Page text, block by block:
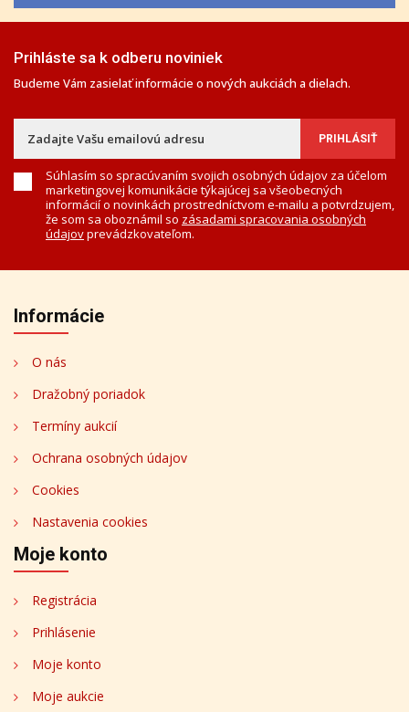
Prihláste sa k odberu noviniek
Budeme Vám zasielať informácie o nových aukciách a dielach.
Súhlasím so spracúvaním svojich osobných údajov za účelom
marketingovej komunikácie týkajúcej sa všeobecných
informácií o novinkách prostredníctvom e-mailu a potvrdzujem,
že som sa oboznámil so zásadami spracovania osobných
údajovprevádzkovateľom.
Informácie
O nás
Dražobný poriadok
Termíny aukcií
Ochrana osobných údajov
Cookies
Nastavenia cookies
Moje konto
Registrácia
Prihlásenie
Moje konto
Moje aukcie